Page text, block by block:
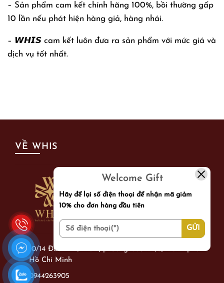
– Sản phẩm cam kết chính hãng 100%, bồi thường gấp
10 lần nếu phát hiện hàng giả, hàng nhái.
– 𝙒𝙃𝙄𝙎 cam kết luôn đưa ra sản phẩm với mức giá và
dịch vụ tốt nhất.
VỀ WHIS
10/14 Đoàn Thị Điểm, phường Cầu Kiệu, thành phố
Hồ Chí Minh
0944263905
Welcome Gift
Hãy để lại số điện thoại để nhận mã giảm
10% cho đơn hàng đầu tiên